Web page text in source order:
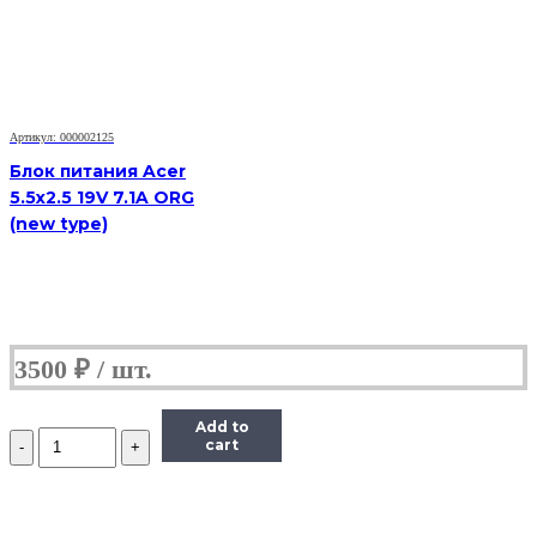
Артикул: 000002125
Блок питания Acer
5.5x2.5 19V 7.1A ORG
(new type)
3500 ₽
Количество
Блок
Add to
cart